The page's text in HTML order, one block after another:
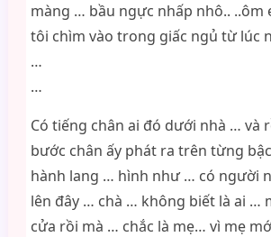
màng … bầu ngực nhấp nhô.. ..ôm
tôi chìm vào trong giấc ngủ từ lúc
…
…
Có tiếng chân ai đó dưới nhà … và
bước chân ấy phát ra trên từng
hành lang … hình như … có người
lên đây … chà … không biết là ai …
cửa rồi mà … chắc là mẹ… vì mẹ